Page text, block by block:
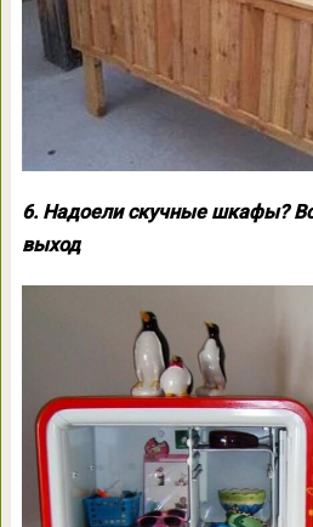
6. Надоели скучные шкафы?
выход